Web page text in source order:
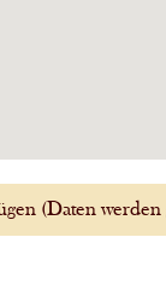
(Daten werden